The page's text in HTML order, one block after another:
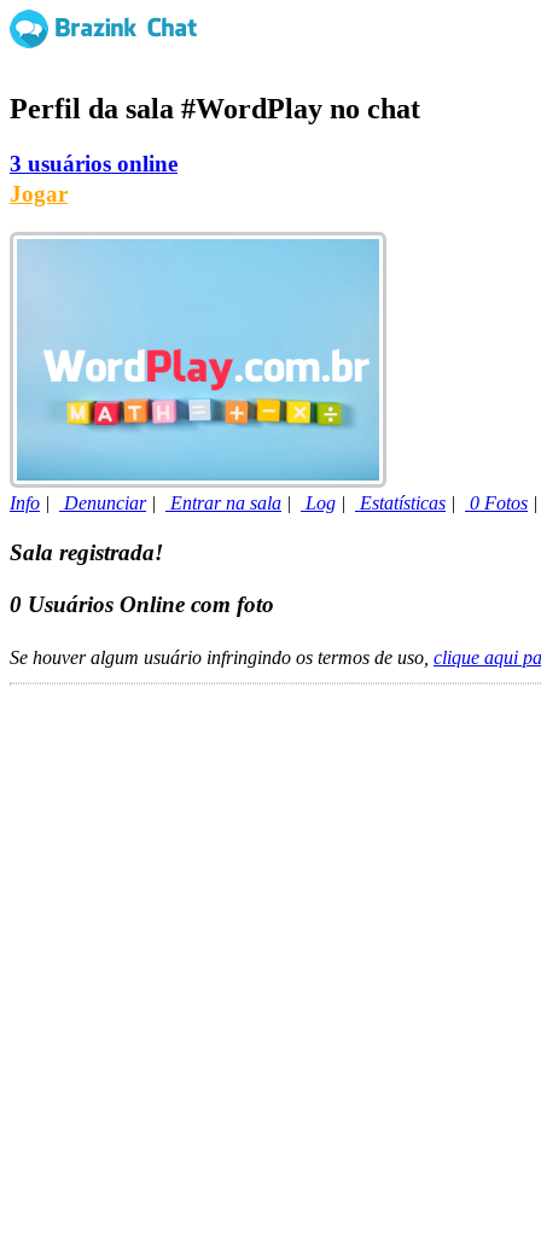
Perfil da sala #WordPlay no chat
3 usuários online
Jogar
Info | Denunciar| Entrar na sala | Log | Estatísticas | 0 Fotos
Sala registrada!
0 Usuários Online com foto
Se houver algum usuário infringindo os termos de uso, clique aqui